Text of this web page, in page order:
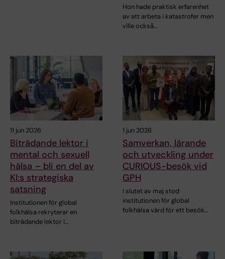
Hon hade praktisk erfarenhet
av att arbeta i katastrofer men
ville också…
11 jun 2026
Biträdande lektor i
mental och sexuell
hälsa – bli en del av
KI:s strategiska
satsning
Institutionen för global
folkhälsa rekryterar en
biträdande lektor i…
1 jun 2026
Samverkan, lärande
och utveckling under
CURIOUS-besök vid
GPH
I slutet av maj stod
institutionen för global
folkhälsa värd för ett besök…